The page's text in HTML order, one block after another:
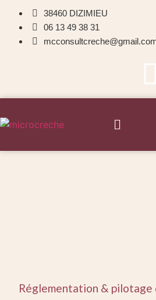
38460 DIZIMIEU
06 13 49 38 31
Réglementation & pilotage